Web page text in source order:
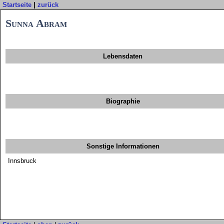
Startseite zurück
Sunna Abram
Lebensdaten
Biographie
Sonstige Informationen
Innsbruck